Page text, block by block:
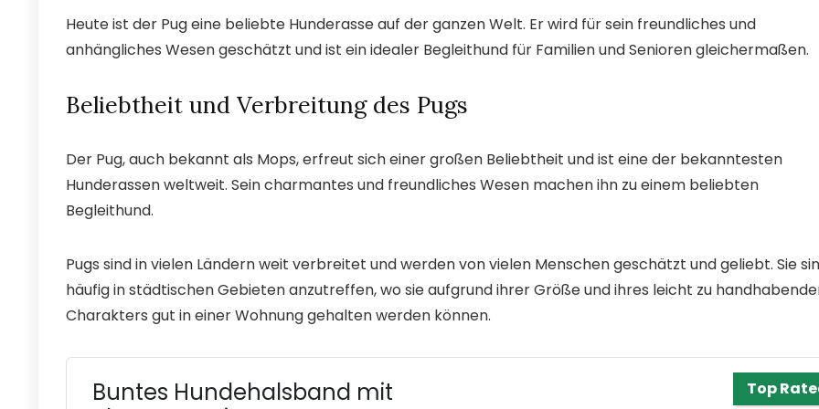
Heute ist der Pug eine beliebte Hunderasse auf der ganzen Welt. Er wird für sein freundliches und
anhängliches Wesen geschätzt und ist ein idealer Begleithund für Familien und Senioren gleichermaßen.
Beliebtheit und Verbreitung des Pugs
Der Pug, auch bekannt als Mops, erfreut sich einer großen Beliebtheit und ist eine der bekanntesten
Hunderassen weltweit. Sein charmantes und freundliches Wesen machen ihn zu einem beliebten
Begleithund.
Pugs sind in vielen Ländern weit verbreitet und werden von vielen Menschen geschätzt und geliebt. Sie
häufig in städtischen Gebieten anzutreffen, wo sie aufgrund ihrer Größe und ihres leicht zu
Charakters gut in einer Wohnung gehalten werden können.
Top
Buntes Hundehalsband mit